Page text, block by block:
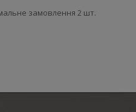
замовлення 2 шт.